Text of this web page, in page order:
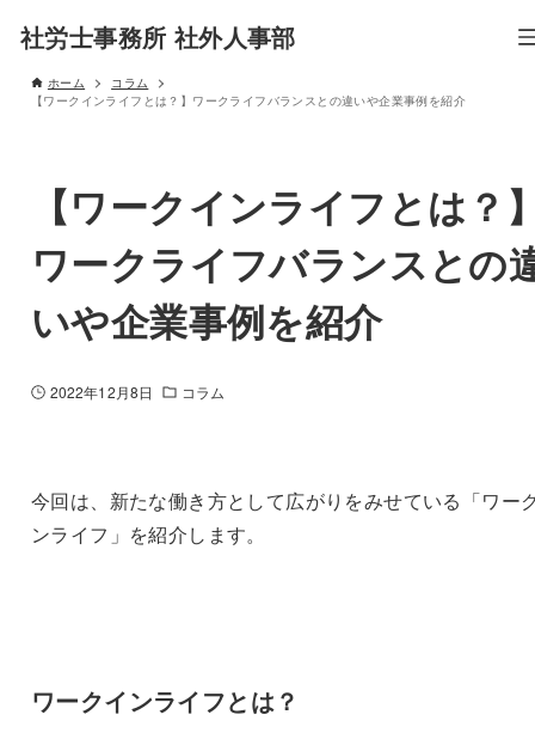
社労士事務所 社外人事部
ホーム
コラム
【ワークインライフとは？】ワークライフバランスとの違いや企業事例を紹介
【ワークインライフとは？
ワークライフバランスとの
いや企業事例を紹介
2022年12月8日 コラム
今回は、新たな働き方として広がりをみせている「ワー
ンライフ」を紹介します。
ワークインライフとは？